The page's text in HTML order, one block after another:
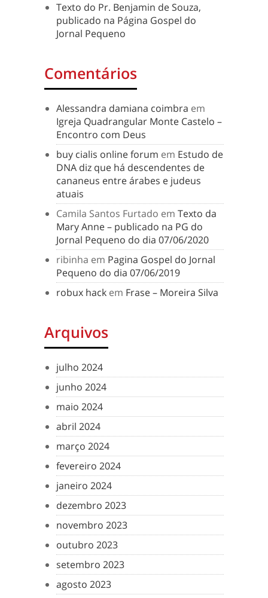
Texto do Pr. Benjamin de Souza,
publicado na Página Gospel do
Jornal Pequeno
Comentários
Alessandra damiana coimbra em
Igreja Quadrangular Monte Castelo –
Encontro com Deus
buy cialis online forum em Estudo de
DNA diz que há descendentes de
cananeus entre árabes e judeus
atuais
Camila Santos Furtado em Texto da
Mary Anne – publicado na PG do
Jornal Pequeno do dia 07/06/2020
ribinha em Pagina Gospel do Jornal
Pequeno do dia 07/06/2019
robux hack em Frase – Moreira Silva
Arquivos
julho 2024
junho 2024
maio 2024
abril 2024
março 2024
fevereiro 2024
janeiro 2024
dezembro 2023
novembro 2023
outubro 2023
setembro 2023
agosto 2023